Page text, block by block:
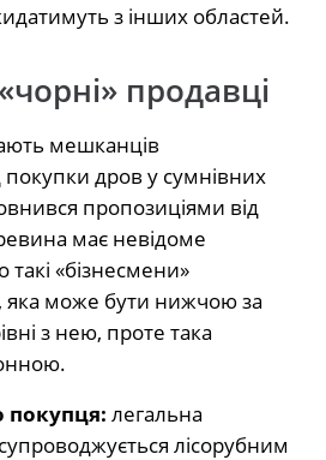
з інших областей.
продавці
мешканців
дров у сумнівних
пропозиціями від
має невідоме
«бізнесмени»
може бути нижчою за
з нею, проте така
покупця: легальна
лісорубним